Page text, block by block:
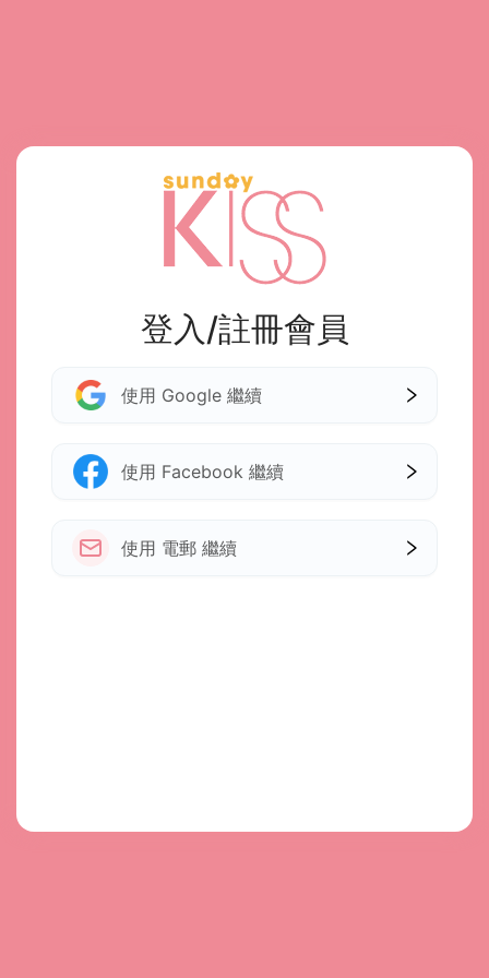
登入/註冊會員
使用 Google 繼續
使用 Facebook 繼續
使用 電郵 繼續